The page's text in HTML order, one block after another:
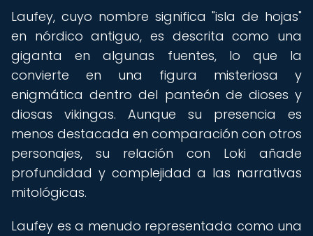
Laufey, cuyo nombre significa "isla de hojas"
en nórdico antiguo, es descrita como una
giganta en algunas fuentes, lo que la
convierte en una figura misteriosa y
enigmática dentro del panteón de dioses y
diosas vikingas. Aunque su presencia es
menos destacada en comparación con otros
personajes, su relación con Loki añade
profundidad y complejidad a las narrativas
mitológicas.
Laufey es a menudo representada como una